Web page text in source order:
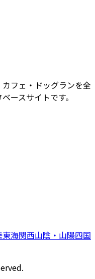
フェ・ドッグランを全
ースサイトです。
東海関西山陰・山陽四国